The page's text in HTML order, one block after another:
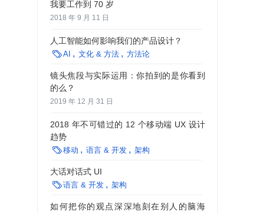
我要工作到 70 岁
2018 年 9 月 11 日
人工智能如何影响我们的产品设计？
AI 文化 & 方法 方法论
镜头焦段与实际运用：你拍到的是你看到
的么？
2019 年 12 月 31 日
2018 年不可错过的 12 个移动端 UX 设计
趋势
移动 语言 & 开发 架构
大话对话式 UI
语言 & 开发 架构
如何把你的观点深深地刻在别人的脑海